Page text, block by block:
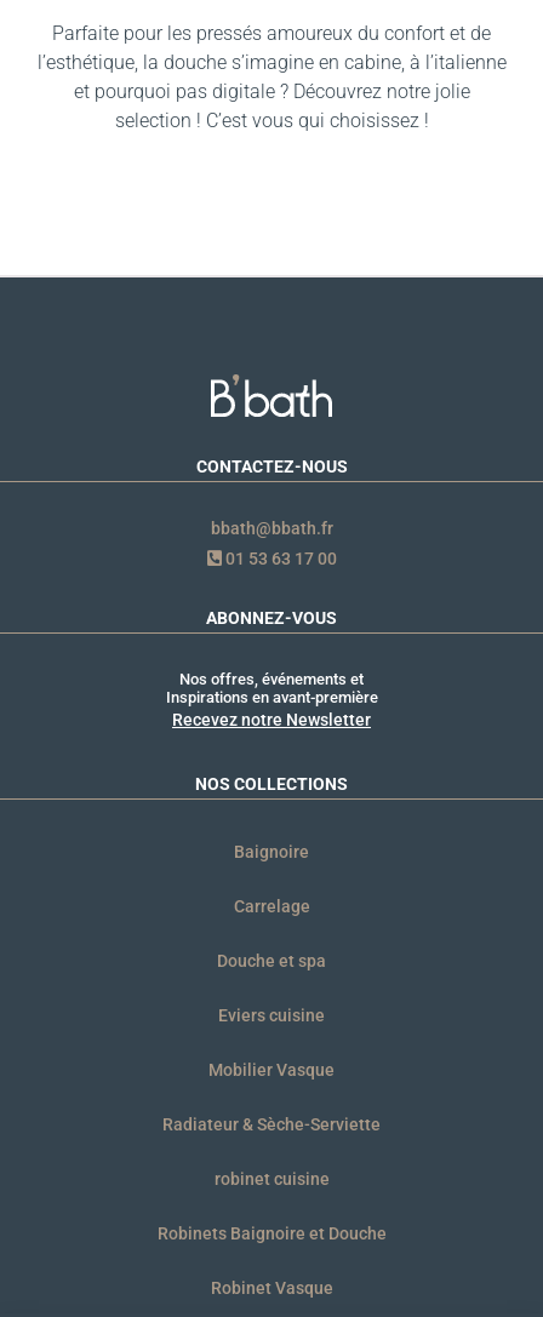
Parfaite pour les pressés amoureux du confort et de
l’esthétique, la douche s’imagine en cabine, à l’italienne
et pourquoi pas digitale ? Découvrez notre jolie
selection ! C’est vous qui choisissez !
CONTACTEZ-NOUS
bbath@bbath.fr
01 53 63 17 00
ABONNEZ-VOUS
Nos offres, événements et
Inspirations en avant-première
Recevez notre Newsletter
NOS COLLECTIONS
Baignoire
Carrelage
Douche et spa
Eviers cuisine
Mobilier Vasque
Radiateur & Sèche-Serviette
robinet cuisine
Robinets Baignoire et Douche
Robinet Vasque